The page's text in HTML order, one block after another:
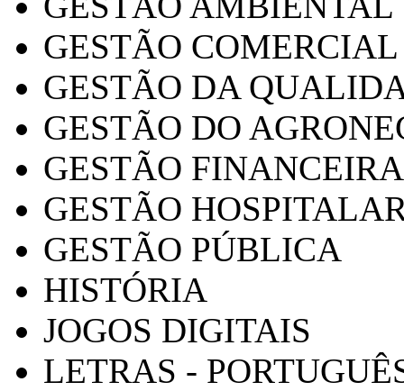
GESTÃO COMERCIAL
GESTÃO DA
GESTÃO DO
GESTÃO FINANCEIRA
GESTÃO
GESTÃO PÚBLICA
HISTÓRIA
JOGOS DIGITAIS
LETRAS -